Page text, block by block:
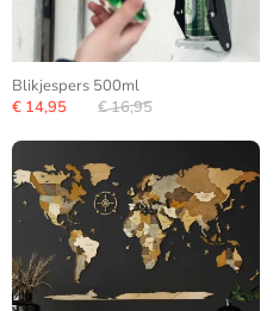
Blikjespers 500ml
€ 14,95
€ 16,95